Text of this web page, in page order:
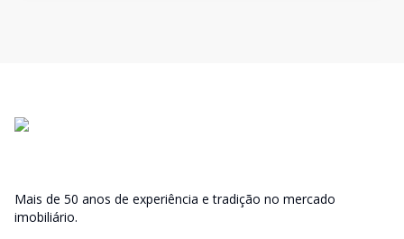
Mais de 50 anos de experiência e tradição no mercado
imobiliário.